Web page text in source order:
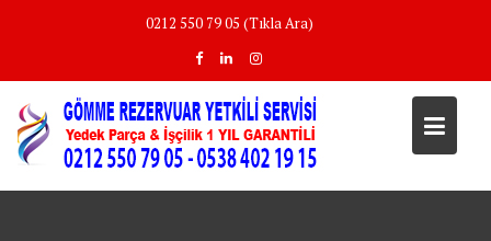
0212 550 79 05 (Tıkla Ara)